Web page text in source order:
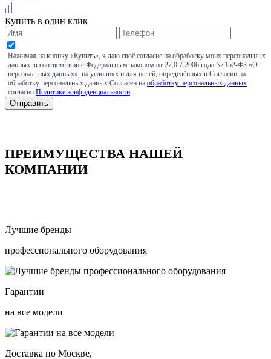
Купить в один клик
Нажимая на кнопку «Купить», я даю своё согласие на обработку моих персональных
данных, в соответствии с Федеральным законом от 27.0.7.2006 года № 152-ФЗ «О
персональных данных», на условиях и для целей, определённых в Согласии на
обработку персональных данных.Согласен на обработку персональных данных
согласно Политике конфиденциальности
ПРЕИМУЩЕСТВА НАШЕЙ
КОМПАНИИ
Лучшие бренды
профессионального оборудования
Гарантии
на все модели
Доставка по Москве,